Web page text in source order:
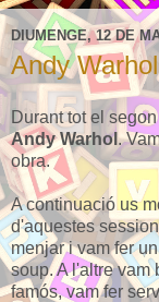
DIUMENGE, 12 DE
Andy Warhol
Durant tot el
Andy Warhol .
obra.
A continuació us
d'aquestes
menjar i vam fer
soup. A l'altre vam
famós, vam fer